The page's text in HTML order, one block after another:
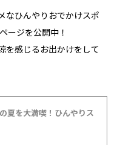
なひんやりおでかけスポ
ージを公開中！
を感じるお出かけをして
夏を大満喫！ひんやりス